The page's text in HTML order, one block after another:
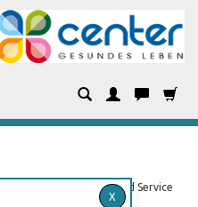
X
Unold AG Vertrieb und Service
Straße 4 D-68766